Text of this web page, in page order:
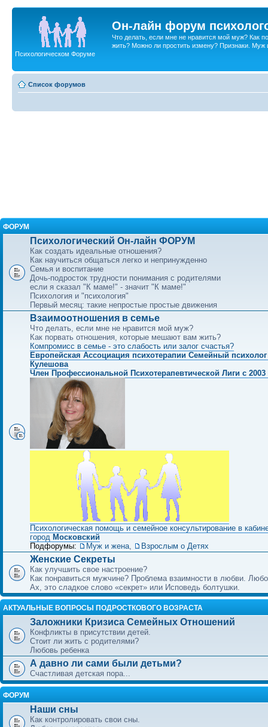
Он-лайн форум
Что делать, если мне не нравится мой муж? Как
жить? Можно ли простить измену? Признаки. Муж
Психологическом Форуме
Список форумов
ФОРУМ
Психологический Он-лайн ФОРУМ
Как создать идеальные отношения?
Как научиться общаться легко и непринужденно
Семья и воспитание
Дочь-подросток трудности понимания с родителями
если я сказал "К маме!" - значит "К маме!"
Психология и "психология"
Первый месяц: такие непростые простые движения
Взаимоотношения в семье
Что делать, если мне не нравится мой муж?
Как порвать отношения, которые мешают вам жить?
Компромисс в семье - это слабость или залог счастья?
Европейская Ассоциация психотерапии Семейный
Кулешова
Член Профессиональной Психотерапевтической Лиги с 2003
Психологическая помощь и семейное консультирование в
город Московский
Подфорумы:
Муж и жена, Взрослым о Детях
Женские Секреты
Как улучшить свое настроение?
Как понравиться мужчине? Проблема взаимности в любви.
Ах, это сладкое слово «секрет» или Исповедь болтушки.
АКТУАЛЬНЫЕ ВОПРОСЫ ПОДРОСТКОВОГО ВОЗРАСТА
Заложники Кризиса Семейных Отношений
Конфликты в присутствии детей.
Стоит ли жить с родителями?
Любовь ребенка
А давно ли сами были детьми?
Счастливая детская пора...
ФОРУМ
Наши сны
Как контролировать свои сны.